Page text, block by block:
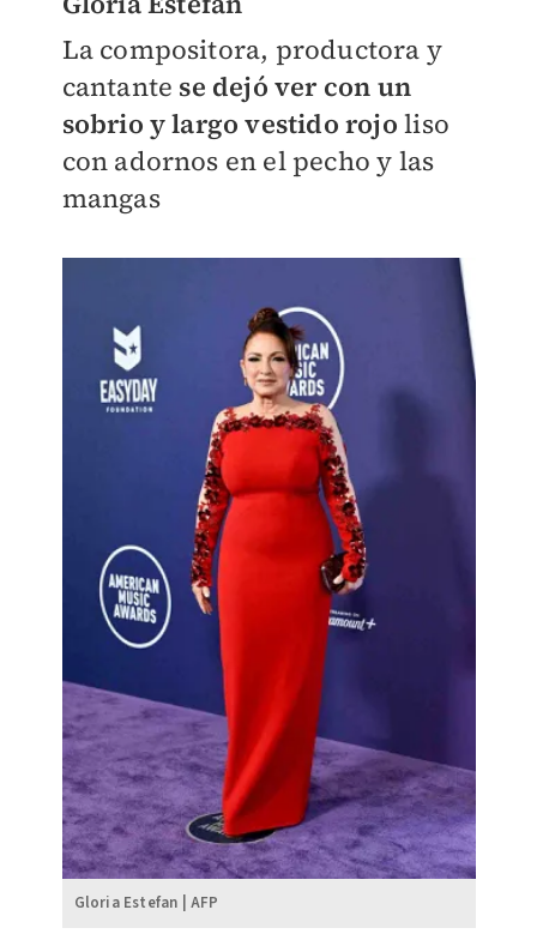
La compositora, productora y
cantante se dejó ver con un
sobrio y largo vestido rojo liso
con adornos en el pecho y las
mangas
Gloria Estefan | AFP